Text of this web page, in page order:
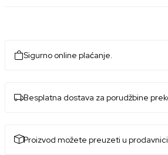
Sigurno online plaćanje.
Besplatna dostava za porudžbine
Proizvod možete preuzeti u